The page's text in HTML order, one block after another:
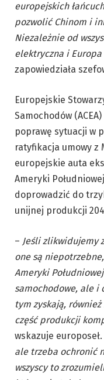
europejskich
pozwolić Chinom i
Niezależnie od
elektryczna i
zapowiedziała
Europejskie
Samochodów
poprawę sytuacji w
ratyfikacja umowy z
europejskie auta
Ameryki
doprowadzić do
unijnej produkcji
– Jeśli zlikwidujemy
one są
Ameryki
samochodowe, ale i
tym zyskają,
część produkcji
wskazuje europoseł.
ale trzeba ochronić
wszyscy to